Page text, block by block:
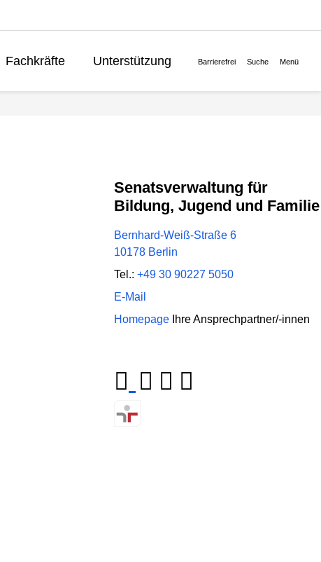
Fachkräfte
Unterstützung
Barrierefrei Suche Menü
Senatsverwaltung für
Bildung, Jugend und Familie
Bernhard-Weiß-Straße 6
10178 Berlin
Tel.: +49 30 90227 5050
E-Mail
Homepage Ihre Ansprechpartner/-innen